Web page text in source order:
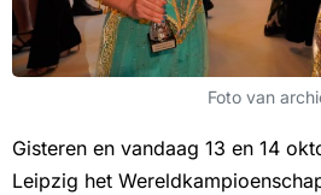
Foto van
Gisteren en vandaag 13 en 14
Leipzig het